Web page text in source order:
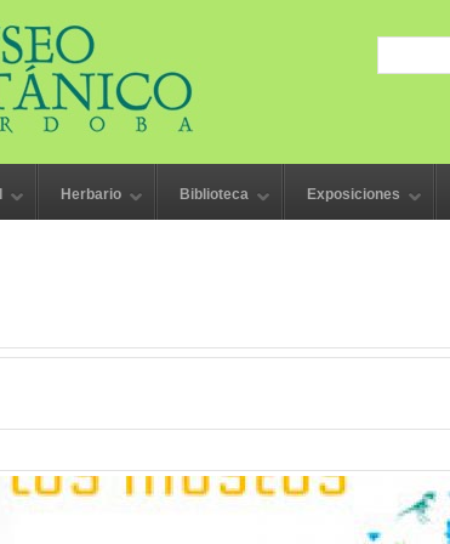
Herbario Biblioteca Exposiciones